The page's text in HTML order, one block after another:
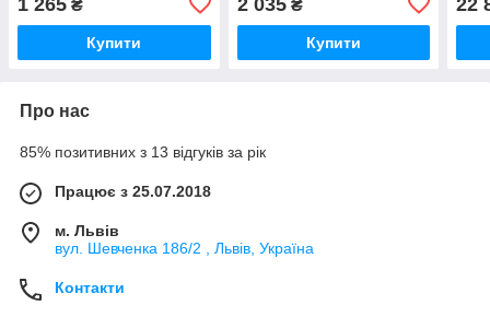
колекція Volkswagen
₴
Купити
₴
Купити
Про нас
85% позитивних з 13 відгуків за рік
Працює з 25.07.2018
м. Львів
вул. Шевченка 186/2 , Львів, Україна
Контакти